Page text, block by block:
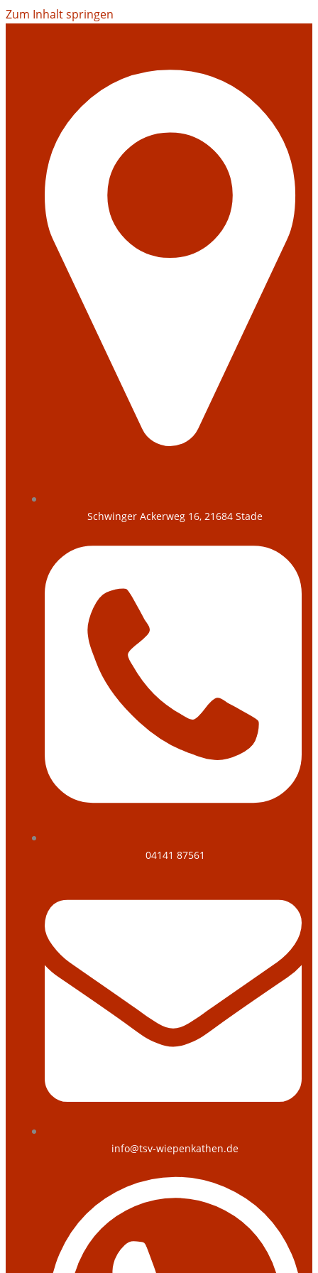
Zum Inhalt springen
Schwinger Ackerweg 16, 21684 Stade
04141 87561
info@tsv-wiepenkathen.de